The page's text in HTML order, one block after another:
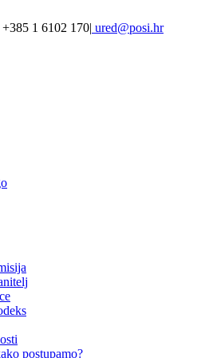
+385 1 6102 170| ured@posi.hr
postupamo?